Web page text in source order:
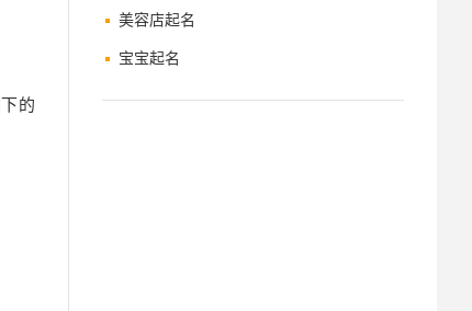
的
美容店起名
宝宝起名